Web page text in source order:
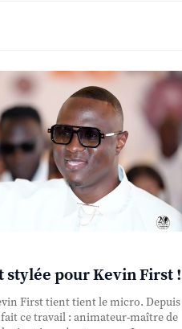
stylée pour Kevin First !
First tient tient le micro. Depuis
ce travail : animateur-maître de